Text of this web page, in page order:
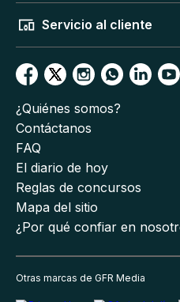
Servicio al cliente
¿Quiénes somos?
Contáctanos
FAQ
El diario de hoy
Reglas de concursos
Mapa del sitio
¿Por qué confiar en
Otras marcas de GFR Media